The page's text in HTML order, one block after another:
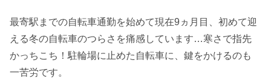
最寄駅までの自転車通勤を始めて現在9ヵ月目、初めて迎
える冬の自転車のつらさを痛感しています…寒さで指先
かっちこち！駐輪場に止めた自転車に、鍵をかけるのも
一苦労です。